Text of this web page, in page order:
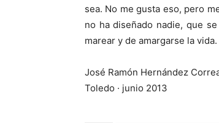
sea. No me gusta eso, pero
no ha diseñado nadie, que
marear y de amargarse la vida.
José Ramón Hernández
Toledo · junio 2013